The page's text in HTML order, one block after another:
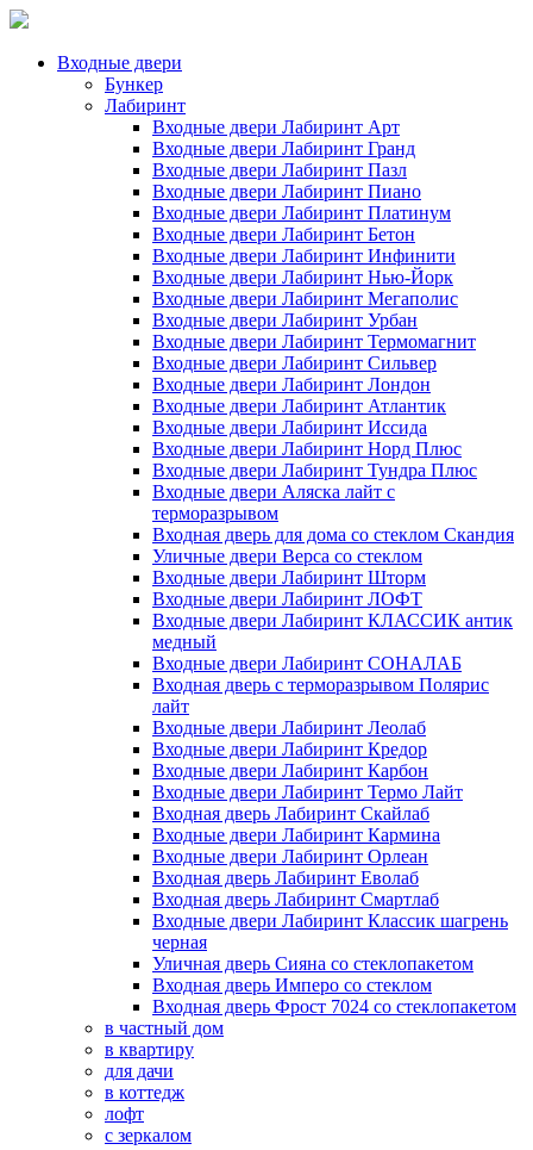
Входные двери
Бункер
Лабиринт
Входные двери Лабиринт Арт
Входные двери Лабиринт Гранд
Входные двери Лабиринт Пазл
Входные двери Лабиринт Пиано
Входные двери Лабиринт Платинум
Входные двери Лабиринт Бетон
Входные двери Лабиринт Инфинити
Входные двери Лабиринт Нью-Йорк
Входные двери Лабиринт Мегаполис
Входные двери Лабиринт Урбан
Входные двери Лабиринт Термомагнит
Входные двери Лабиринт Сильвер
Входные двери Лабиринт Лондон
Входные двери Лабиринт Атлантик
Входные двери Лабиринт Иссида
Входные двери Лабиринт Норд Плюс
Входные двери Лабиринт Тундра Плюс
Входные двери Аляска лайт с
терморазрывом
Входная дверь для дома со стеклом Скандия
Уличные двери Верса со стеклом
Входные двери Лабиринт Шторм
Входные двери Лабиринт ЛОФТ
Входные двери Лабиринт КЛАССИК антик
медный
Входные двери Лабиринт СОНАЛАБ
Входная дверь с терморазрывом Полярис
лайт
Входные двери Лабиринт Леолаб
Входные двери Лабиринт Кредор
Входные двери Лабиринт Карбон
Входные двери Лабиринт Термо Лайт
Входная дверь Лабиринт Скайлаб
Входные двери Лабиринт Кармина
Входные двери Лабиринт Орлеан
Входная дверь Лабиринт Еволаб
Входная дверь Лабиринт Смартлаб
Входные двери Лабиринт Классик шагрень
черная
Уличная дверь Сияна со стеклопакетом
Входная дверь Имперо со стеклом
Входная дверь Фрост 7024 со стеклопакетом
в частный дом
в квартиру
для дачи
в коттедж
лофт
с зеркалом